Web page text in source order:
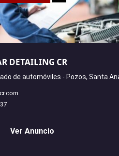
DETAILING CR
de automóviles - Pozos, Santa
Ver Anuncio